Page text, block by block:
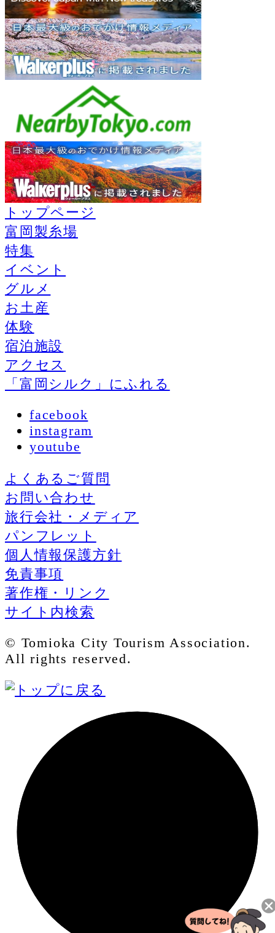
トップページ
富岡製糸場
特集
イベント
グルメ
お土産
体験
宿泊施設
アクセス
「富岡シルク」にふれる
facebook
instagram
youtube
よくあるご質問
お問い合わせ
旅行会社・メディア
パンフレット
個人情報保護方針
免責事項
著作権・リンク
サイト内検索
© Tomioka City Tourism Association.
All rights reserved.